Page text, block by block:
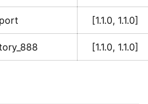
[1.1.0, 1.1.0]
[1.1.0, 1.1.0]